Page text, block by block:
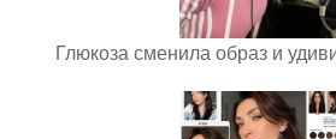
Глюкоза сменила образ и